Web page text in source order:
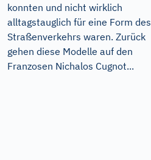
konnten und nicht wirklich
alltagstauglich für eine Form des
Straßenverkehrs waren. Zurück
gehen diese Modelle auf den
Franzosen Nichalos Cugnot...